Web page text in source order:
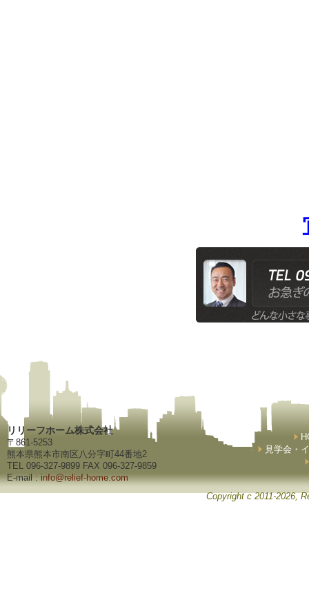
リリーフホーム株式会社
〒861-5253
熊本県熊本市南区八分字町44番地2
TEL 096-327-9899 FAX 096-327-9859
E-mail :info@relief-home.com
見学会・
Copyright c 2011-2026,